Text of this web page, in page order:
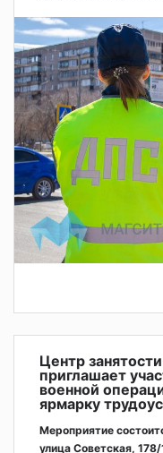
Центр
приглашает
военной
ярмарку
Мероприятие
улица Советская,